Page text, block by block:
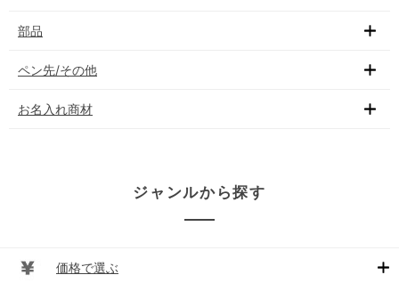
部品
ペン先/その他
お名入れ商材
ジャンルから探す
価格で選ぶ